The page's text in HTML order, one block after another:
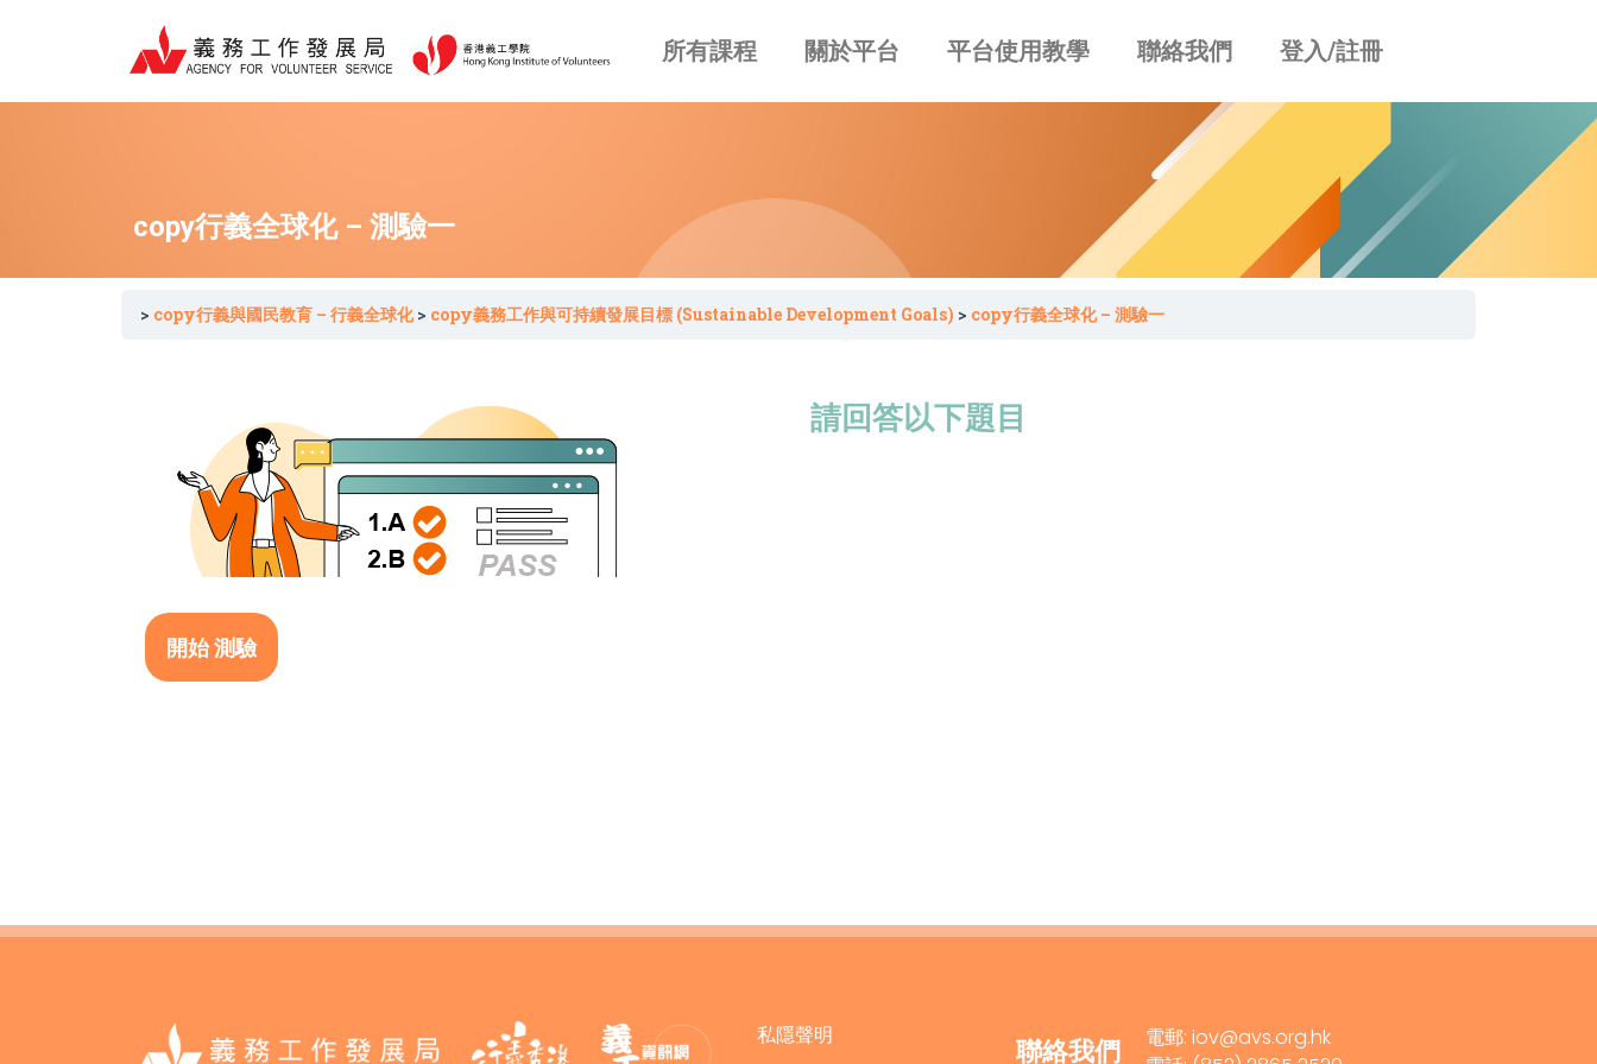
要
所有課程 關於平台 平台使用教學 聯絡我們 登入/註冊
copy行義全球化 – 測驗一
copy行義與國民教育 – 行義全球化 copy義務工作與可持續發展目標 (Sustainable Development Goals) copy行義全球化 – 測驗一
請回答以下題目
私隱聲明 聯絡我們
電郵: iov@avs.org.hk